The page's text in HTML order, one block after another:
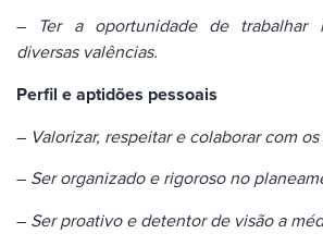
–
Ter a oportunidade de trabalhar
diversas valências.
Perfil e aptidões pessoais
– Valorizar, respeitar e colaborar com
– Ser organizado e rigoroso no
– Ser proativo e detentor de visão a